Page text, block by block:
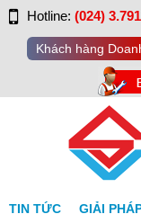
Hotline: (024)
Khách hàng
TIN TỨC GIẢI